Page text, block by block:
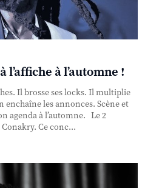
l’affiche à l’automne !
Il brosse ses locks. Il multiplie
enchaîne les annonces. Scène et
agenda à l’automne. Le 2
Ce conc...